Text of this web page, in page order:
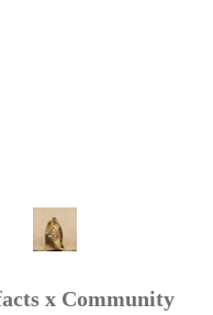
x Community